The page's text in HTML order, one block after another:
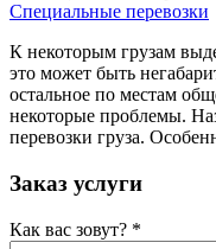
Специальные перевозки
К некоторым грузам
это может быть
остальное по местам
некоторые проблемы.
перевозки груза.
Заказ услуги
Как вас зовут? *